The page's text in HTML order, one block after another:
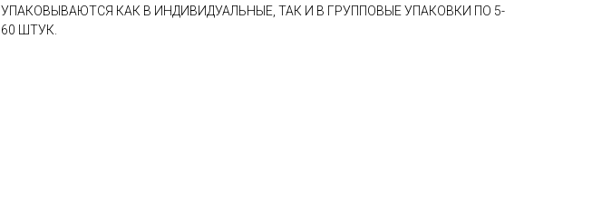
УПАКОВЫВАЮТСЯ КАК В ИНДИВИДУАЛЬНЫЕ, ТАК И В ГРУППОВЫЕ УПАКОВКИ ПО 5-
60 ШТУК.